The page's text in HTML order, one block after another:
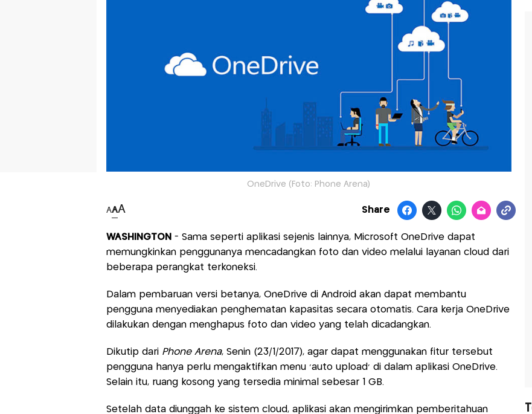
OneDrive (Foto: Phone Arena)
AAA Share
WASHINGTON - Sama seperti aplikasi sejenis lainnya, Microsoft OneDrive dapat
memungkinkan penggunanya mencadangkan foto dan video melalui layanan cloud dari
beberapa perangkat terkoneksi.
Dalam pembaruan versi betanya, OneDrive di Android akan dapat membantu
pengguna menyediakan penghematan kapasitas secara otomatis. Cara kerja OneDrive
dilakukan dengan menghapus foto dan video yang telah dicadangkan.
Dikutip dari Phone Arena, Senin (23/1/2017), agar dapat menggunakan fitur tersebut
pengguna hanya perlu mengaktifkan menu ‘auto upload’ di dalam aplikasi OneDrive.
Selain itu, ruang kosong yang tersedia minimal sebesar 1 GB.
Setelah data diunggah ke sistem cloud, aplikasi akan mengirimkan pemberitahuan